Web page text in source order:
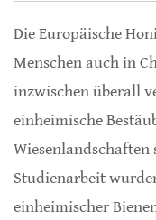
Die Europäische
Menschen auch in
inzwischen überall
einheimische
Studienarbeit
einheimischer